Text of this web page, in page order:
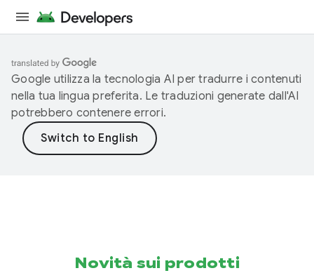
Google utilizza la tecnologia AI per tradurre i contenuti
nella tua lingua preferita. Le traduzioni generate dall'AI
potrebbero contenere errori.
Novità sui prodotti